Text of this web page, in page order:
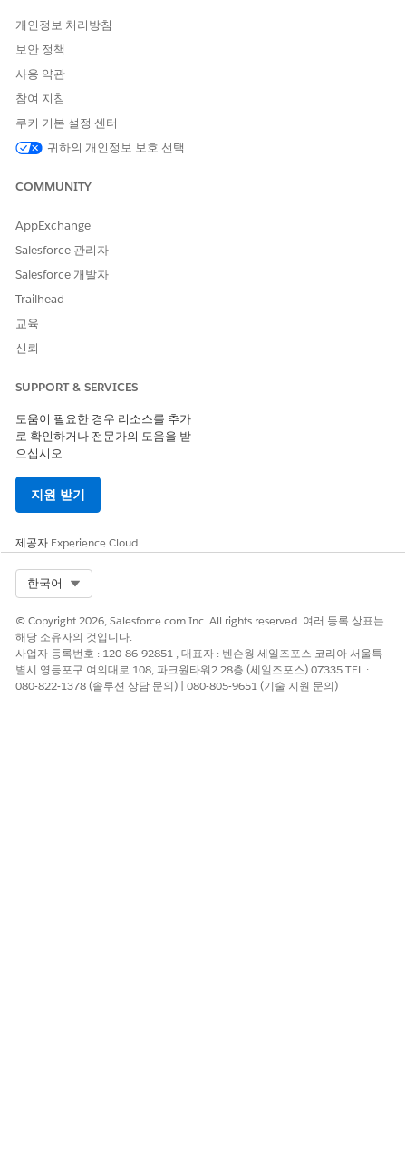
다 . 이렇게 하면 조직을 계속 사용할 수 있습니다. 좋은 소식은 동의
한 경우 Salesforce가 업그레이드를 자동화하고 모든 데이터와 사
용자 정의가 정확하게 그대로 유지되는지 확인하여 어려운 문제를
섹션의 지침을 따르십시오.
Pro Suite 업그레이드에 동의했는지 확인하여 조직 및 데이터에 대
한 액세스 권한을 잃지 않도록 하십시오.
이 기사를 통해 문제를 해결했습니까?
개인정보 처리방침
보안 정책
사용 약관
참여 지침
쿠키 기본 설정 센터
귀하의 개인정보 보호 선택
COMMUNITY
AppExchange
Salesforce 관리자
Salesforce 개발자
Trailhead
교육
신뢰
SUPPORT & SERVICES
도움이 필요한 경우 리소스를 추가
로 확인하거나 전문가의 도움을 받
으십시오.
지원 받기
제공자 Experience Cloud
한국어
© Copyright 2026, Salesforce.com Inc. All rights reserved. 여러 등록 상표는
해당 소유자의 것입니다.
사업자 등록번호 : 120-86-92851 , 대표자 : 벤슨웡 세일즈포스 코리아 서울특
별시 영등포구 여의대로 108, 파크원타워2 28층 (세일즈포스) 07335 TEL :
080-822-1378 (솔루션 상담 문의) | 080-805-9651 (기술 지원 문의)